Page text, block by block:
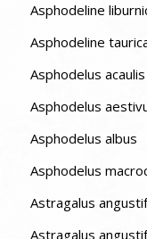
Asphodeline
Asphodeline
Asphodelus acaulis
Asphodelus
Asphodelus albus
Asphodelus
Astragalus
Astragalus